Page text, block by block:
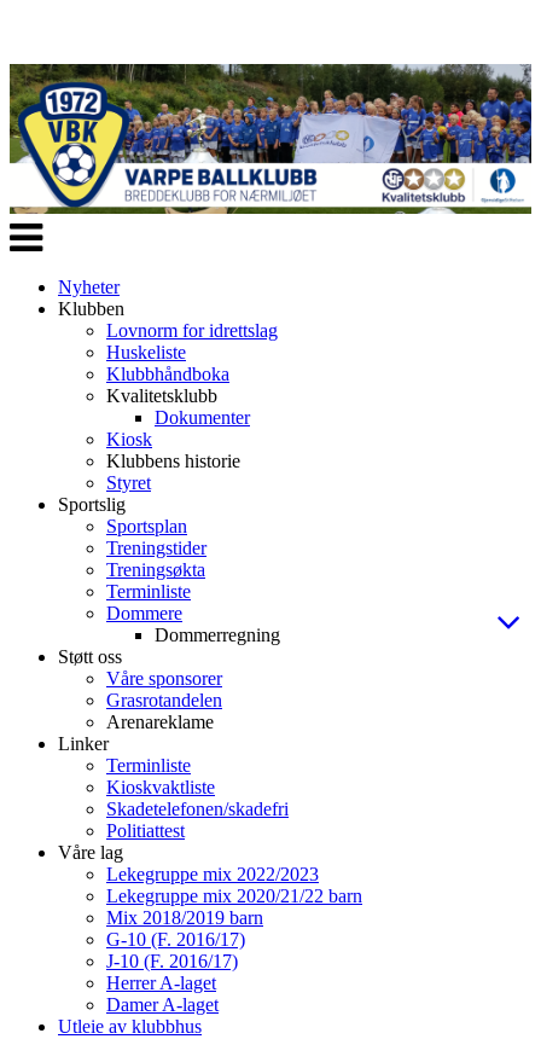
Veksle
navigasjon
Nyheter
Klubben
Lovnorm for idrettslag
Huskeliste
Klubbhåndboka
Kvalitetsklubb
Dokumenter
Kiosk
Klubbens historie
Styret
Sportslig
Sportsplan
Treningstider
Treningsøkta
Terminliste
Dommere
Dommerregning
Støtt oss
Våre sponsorer
Grasrotandelen
Arenareklame
Linker
Terminliste
Kioskvaktliste
Skadetelefonen/skadefri
Politiattest
Våre lag
Lekegruppe mix 2022/2023
Lekegruppe mix 2020/21/22 barn
Mix 2018/2019 barn
G-10 (F. 2016/17)
J-10 (F. 2016/17)
Herrer A-laget
Damer A-laget
Utleie av klubbhus